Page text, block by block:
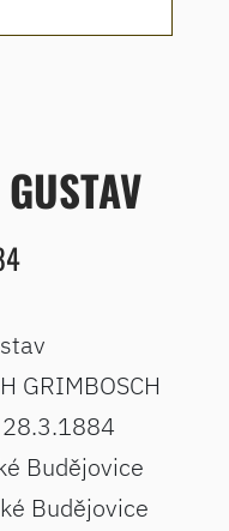
GRIMBOSCH
28.3.1884
Budějovice
Budějovice